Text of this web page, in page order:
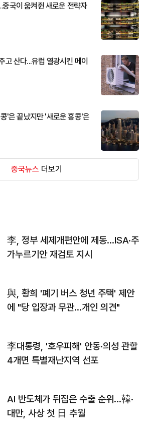
국이 움켜쥔 새로운 전략자
고 산다...유럽 열광시킨 메이
'은 끝났지만 '새로운 홍콩'은
중국뉴스 더보기
李, 정부 세제개편안에 제동…ISA·주
가누르기안 재검토 지시
與, 황희 '폐기 버스 청년 주택' 제안
에 "당 입장과 무관…개인 의견"
李대통령, '호우피해' 안동·의성 관할
4개면 특별재난지역 선포
AI 반도체가 뒤집은 수출 순위…韓·
대만, 사상 첫 日 추월